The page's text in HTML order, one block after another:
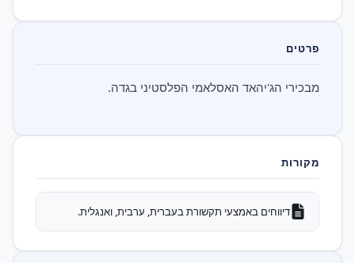
פרטים
מבכירי הג'יהאד האסלאמי הפלסטיני בגדה.
מקורות
דיווחים באמצעי תקשורת בעברית, ערבית, ואנגלית.